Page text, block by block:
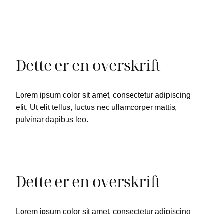
Dette er en overskrift
Lorem ipsum dolor sit amet, consectetur adipiscing
elit. Ut elit tellus, luctus nec ullamcorper mattis,
pulvinar dapibus leo.
Dette er en overskrift
Lorem ipsum dolor sit amet, consectetur adipiscing